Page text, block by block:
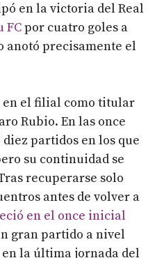
en la victoria del Real
FCpor cuatro goles a
anotó precisamente el
en el filial como titular
Rubio. En las once
partidos en los que
su continuidad se
recuperarse solo
antes de volver a
en el once inicial
gran partido a nivel
la última jornada del